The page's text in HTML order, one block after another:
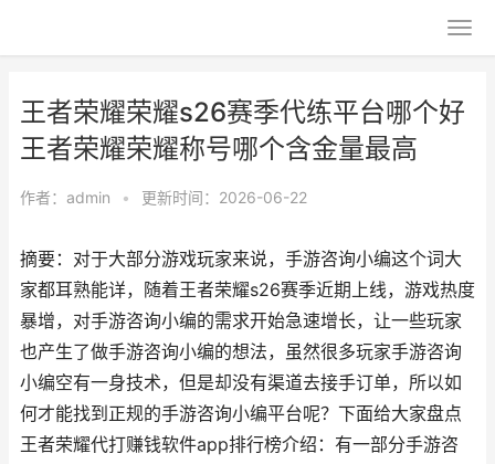
王者荣耀荣耀s26赛季代练平台哪个好
王者荣耀荣耀称号哪个含金量最高
作者： admin • 更新时间：2026-06-22
摘要：对于大部分游戏玩家来说，手游咨询小编这个词大
家都耳熟能详，随着王者荣耀s26赛季近期上线，游戏热度
暴增，对手游咨询小编的需求开始急速增长，让一些玩家
也产生了做手游咨询小编的想法，虽然很多玩家手游咨询
小编空有一身技术，但是却没有渠道去接手订单，所以如
何才能找到正规的手游咨询小编平台呢？下面给大家盘点
王者荣耀代打赚钱软件app排行榜介绍：有一部分手游咨